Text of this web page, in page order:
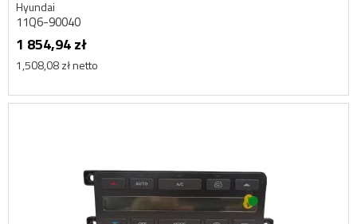
Hyundai
11Q6-90040
1 854,94 zł
1,508,08 zł netto